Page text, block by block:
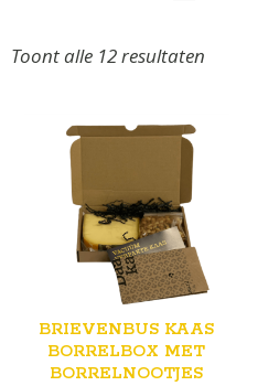
Toont alle 12 resultaten
BRIEVENBUS KAAS
BORRELBOX MET
BORRELNOOTJES